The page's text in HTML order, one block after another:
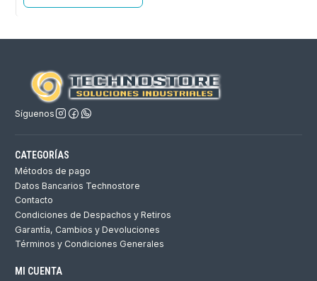
Síguenos
CATEGORÍAS
Métodos de pago
Datos Bancarios Technostore
Contacto
Condiciones de Despachos y Retiros
Garantía, Cambios y Devoluciones
Términos y Condiciones Generales
MI CUENTA